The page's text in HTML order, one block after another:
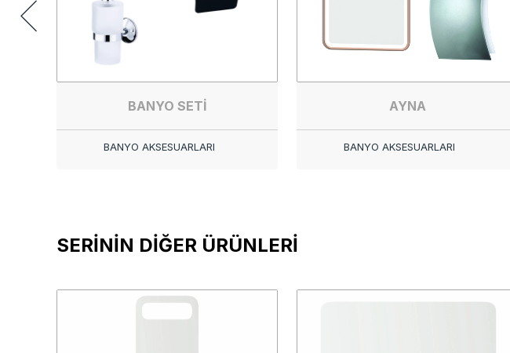
BANYO SETİ
BANYO AKSESUARLARI
AYNA
BANYO AKSESUARLARI
SERİNİN DİĞER ÜRÜNLERİ